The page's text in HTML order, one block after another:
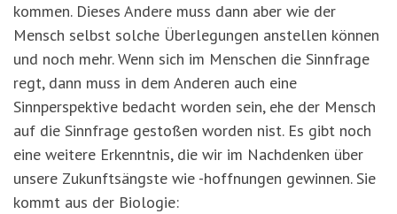
kommen. Dieses Andere muss dann aber wie der
Mensch selbst solche Überlegungen anstellen können
und noch mehr. Wenn sich im Menschen die Sinnfrage
regt, dann muss in dem Anderen auch eine
Sinnperspektive bedacht worden sein, ehe der Mensch
auf die Sinnfrage gestoßen worden nist. Es gibt noch
eine weitere Erkenntnis, die wir im Nachdenken über
unsere Zukunftsängste wie -hoffnungen gewinnen. Sie
kommt aus der Biologie: